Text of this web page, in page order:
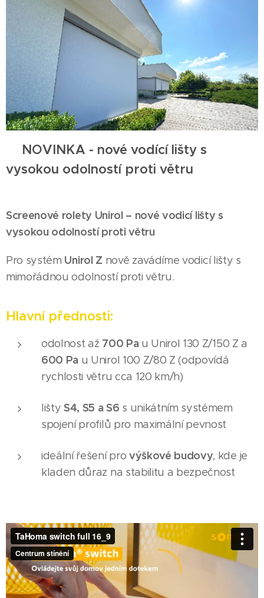
NOVINKA - nové vodící lišty s
vysokou odolností proti větru
Screenové rolety Unirol – nové vodicí lišty s
vysokou odolností proti větru
Pro systém Unirol Z nově zavádíme vodicí lišty s
mimořádnou odolností proti větru.
Hlavní přednosti:
odolnost až 700 Pau Unirol 130 Z/150 Z a
600 Pa u Unirol 100 Z/80 Z (odpovídá
rychlosti větru cca 120 km/h)
lištyS4, S5 a S6 s unikátním systémem
spojení profilů pro maximální pevnost
ideální řešení pro výškové budovy, kde je
kladen důraz na stabilitu a bezpečnost